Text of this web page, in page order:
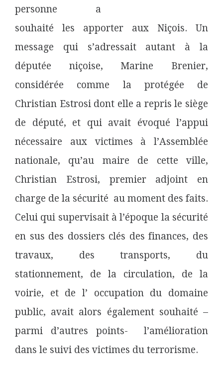
personne a
souhaité les apporter aux Niçois. Un
message qui s’adressait autant à la
députée niçoise, Marine Brenier,
considérée comme la protégée de
Christian Estrosi dont elle a repris le siège
de député, et qui avait évoqué l’appui
nécessaire aux victimes à l’Assemblée
nationale, qu’au maire de cette ville,
Christian Estrosi, premier adjoint en
charge de la sécurité au moment des faits.
Celui qui supervisait à l’époque la sécurité
en sus des dossiers clés des finances, des
travaux, des transports, du
stationnement, de la circulation, de la
voirie, et de l’ occupation du domaine
public, avait alors également souhaité –
parmi d’autres points- l’amélioration
dans le suivi des victimes du terrorisme.